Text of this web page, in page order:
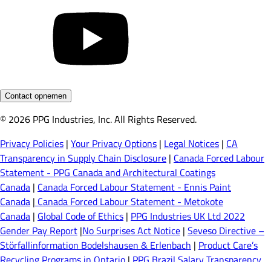
Contact opnemen
© 2026 PPG Industries, Inc. All Rights Reserved.
Privacy Policies | Your Privacy Options | Legal Notices | CA
Transparency in Supply Chain Disclosure | Canada Forced Labour
Statement - PPG Canada and Architectural Coatings
Canada | Canada Forced Labour Statement - Ennis Paint
Canada | Canada Forced Labour Statement - Metokote
Canada | Global Code of Ethics | PPG Industries UK Ltd 2022
Gender Pay Report |No Surprises Act Notice | Seveso Directive –
Störfallinformation Bodelshausen & Erlenbach | Product Care’s